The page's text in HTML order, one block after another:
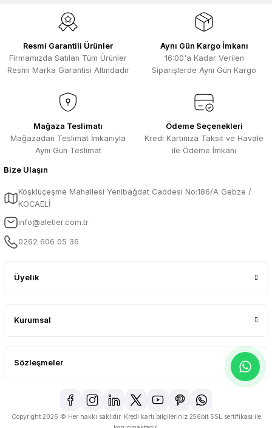
Resmi Garantili Ürünler
Firmamızda Satılan Tüm Ürünler
Resmi Marka Garantisi Altındadır
Aynı Gün Kargo İmkanı
16:00'a Kadar Verilen
Siparişlerde Aynı Gün Kargo
Mağaza Teslimatı
Mağazadan Teslimat İmkanıyla
Aynı Gün Teslimat
Ödeme Seçenekleri
Kredi Kartınıza Taksit ve Havale
ile Ödeme İmkanı
Bize Ulaşın
Köşklüçeşme Mahallesi Yenibağdat Caddesi No:186/A Gebze /
KOCAELİ
info@aletler.com.tr
0262 606 05 36
Üyelik
Kurumsal
Sözleşmeler
Copyright 2026 © Her hakkı saklıdır. Kredi kartı bilgileriniz 256bit SSL sertifikası ile